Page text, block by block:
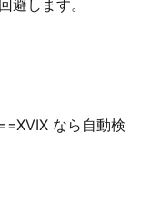
避します。
なら自動検